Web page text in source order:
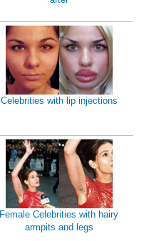
Celebrities with lip injections
Female Celebrities with hairy
armpits and legs